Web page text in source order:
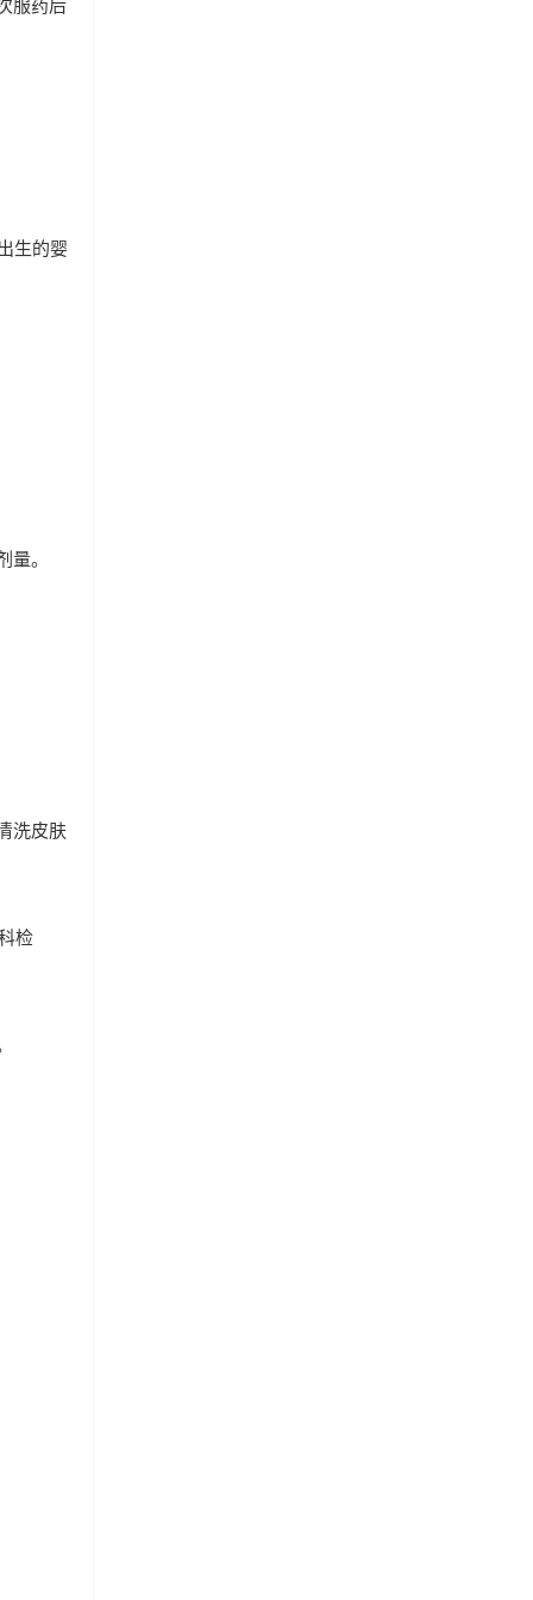
服药后
生的婴
量。
洗皮肤
检